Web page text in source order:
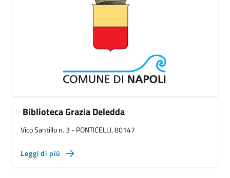
Biblioteca Grazia Deledda
Vico Santillo n. 3 - PONTICELLI, 80147
Leggi di più